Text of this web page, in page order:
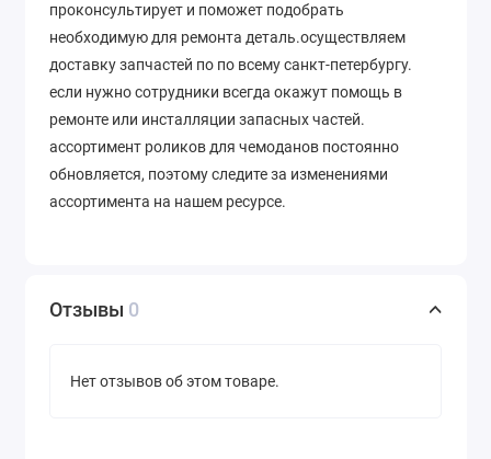
проконсультирует и поможет подобрать
необходимую для ремонта деталь.осуществляем
доставку запчастей по по всему санкт-петербургу.
если нужно сотрудники всегда окажут помощь в
ремонте или инсталляции запасных частей.
ассортимент роликов для чемоданов постоянно
обновляется, поэтому следите за изменениями
ассортимента на нашем ресурсе.
Отзывы 0
Нет отзывов об этом товаре.